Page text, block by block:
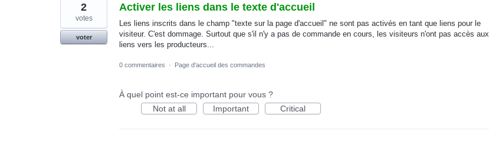
Activer les liens dans le texte d'accueil
Les liens inscrits dans le champ "texte sur la page d'accueil" ne sont pas activés en tant que liens pour le
visiteur. C'est dommage. Surtout que s'il n'y a pas de commande en cours, les visiteurs n'ont pas accès aux
liens vers les producteurs...
2
votes
voter
0 commentaires · Page d'accueil des commandes
À quel point est-ce important pour vous ?
Not at all
Important Critical